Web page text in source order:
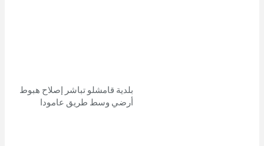
بلدية قامشلو تباشر إصلاح هبوط
أرضي وسط طريق عامودا